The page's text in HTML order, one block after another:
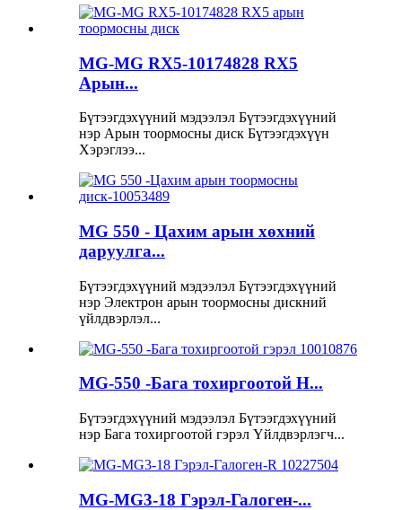
MG-MG RX5-10174828 RX5
Арын...
Бүтээгдэхүүний мэдээлэл Бүтээгдэхүүний
нэр Арын тоормосны диск Бүтээгдэхүүн
Хэрэглээ...
MG 550 - Цахим арын хөхний
даруулга...
Бүтээгдэхүүний мэдээлэл Бүтээгдэхүүний
нэр Электрон арын тоормосны дискний
үйлдвэрлэл...
MG-550 -Бага тохиргоотой H...
Бүтээгдэхүүний мэдээлэл Бүтээгдэхүүний
нэр Бага тохиргоотой гэрэл Үйлдвэрлэгч...
MG-MG3-18 Гэрэл-Галоген-...